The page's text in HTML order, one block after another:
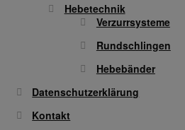
Hebetechnik
Verzurrsysteme
Rundschlingen
Hebebänder
Datenschutzerklärung
Kontakt